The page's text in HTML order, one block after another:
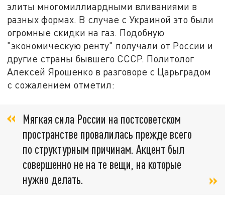
элиты многомиллиардными вливаниями в
разных формах. В случае с Украиной это были
огромные скидки на газ. Подобную
"экономическую ренту" получали от России и
другие страны бывшего СССР. Политолог
Алексей Ярошенко в разговоре с Царьградом
с сожалением отметил:
Мягкая сила России на постсоветском
пространстве провалилась прежде всего
по структурным причинам. Акцент был
совершенно не на те вещи, на которые
нужно делать.